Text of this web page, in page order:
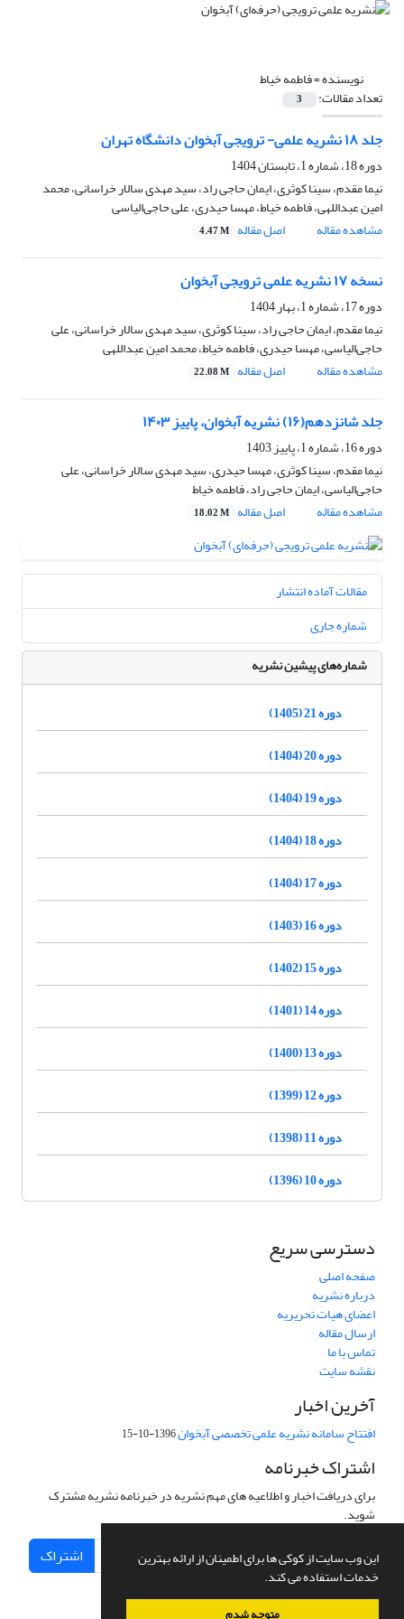
این وب سایت از کوکی ها برای اطمینان از ارائه بهترین
خدمات استفاده می کند.
متوجه شدم
نویسنده =فاطمه خیاط
تعداد مقالات: 3
جلد ۱۸ نشریه علمی- ترویجی آبخوان دانشگاه تهران
دوره 18، شماره 1، تابستان 1404
نیما مقدم، سینا کوثری، ایمان حاجی راد، سید مهدی سالار خراسانی، محمد
امین عبداللهی، فاطمه خیاط، مهسا حیدری، علی حاجی‌الیاسی
مشاهده مقاله
اصل مقاله 4.47 M
نسخه ۱۷ نشریه علمی ترویجی آبخوان
دوره 17، شماره 1، بهار 1404
نیما مقدم، ایمان حاجی راد، سینا کوثری، سید مهدی سالار خراسانی، علی
حاجی‌الیاسی، مهسا حیدری، فاطمه خیاط، محمد امین عبداللهی
مشاهده مقاله
اصل مقاله 22.08 M
جلد شانزدهم(۱۶) نشریه آبخوان، پاییز ۱۴۰۳
دوره 16، شماره 1، پاییز 1403
نیما مقدم، سینا کوثری، مهسا حیدری، سید مهدی سالار خراسانی، علی
حاجی‌الیاسی، ایمان حاجی راد، فاطمه خیاط
مشاهده مقاله
اصل مقاله 18.02 M
مقالات آماده انتشار
شماره جاری
شماره‌های پیشین نشریه
دوره 21 (1405)
دوره 20 (1404)
دوره 19 (1404)
دوره 18 (1404)
دوره 17 (1404)
دوره 16 (1403)
دوره 15 (1402)
دوره 14 (1401)
دوره 13 (1400)
دوره 12 (1399)
دوره 11 (1398)
دوره 10 (1396)
دسترسی سریع
صفحه اصلی
درباره نشریه
اعضای هیات تحریریه
ارسال مقاله
تماس با ما
نقشه سایت
آخرین اخبار
افتتاح سامانه نشریه علمی تخصصی آبخوان1396-10-15
اشتراک خبرنامه
برای دریافت اخبار و اطلاعیه های مهم نشریه در خبرنامه نشریه مشترک
شوید.
اشتراک